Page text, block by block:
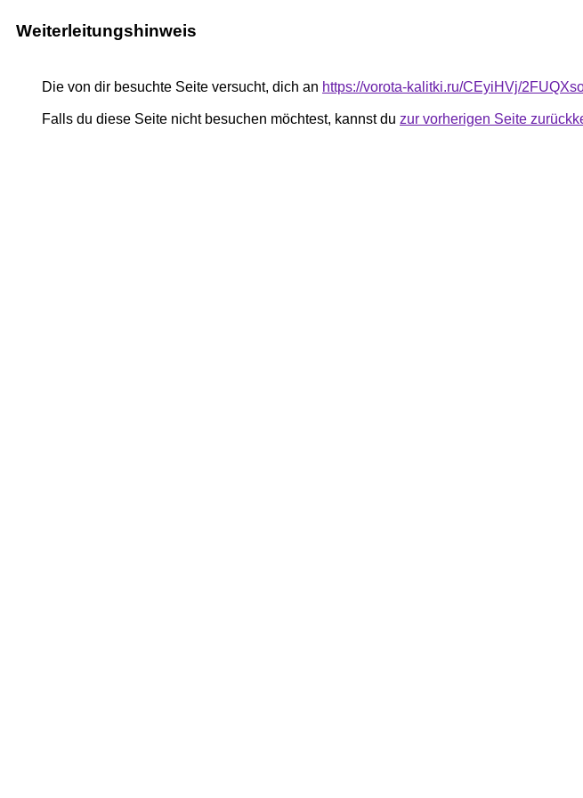
Weiterleitungshinweis
Die von dir besuchte Seite versucht, dich an https://vorota-kalitki.ru/CEyiHVj/
Falls du diese Seite nicht besuchen möchtest, kannst du zur vorherigen Seite